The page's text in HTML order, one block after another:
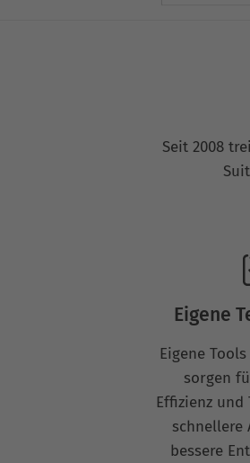
Seit 2008
Eigene
Eigene
sorgen
Effizienz und
schnellere
bessere